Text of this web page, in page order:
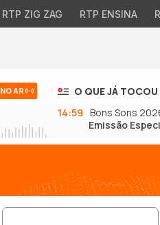
RTP ZIG ZAG RTP ENSINA
NO AR
O QUE JÁ TOCOU
14:59 Bons Sons
Emissão